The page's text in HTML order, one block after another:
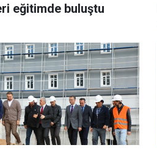
eğitimde buluştu